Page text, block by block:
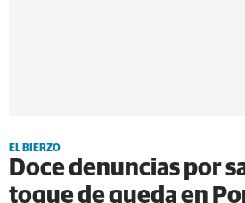
EL BIERZO
Doce denuncias por
toque de queda en